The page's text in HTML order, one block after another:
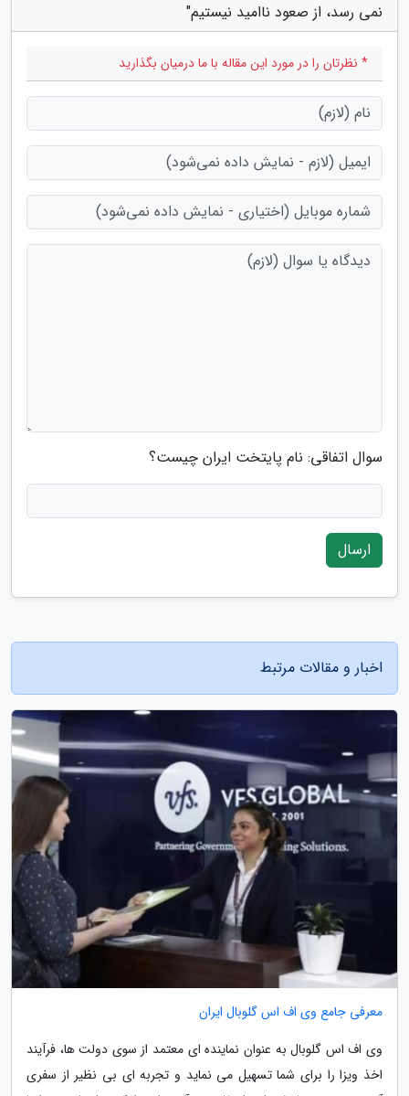
نمی رسد، از صعود ناامید نیستیم"
* نظرتان را در مورد این مقاله با ما درمیان بگذارید
سوال اتفاقی: نام پایتخت ایران چیست؟
ارسال
اخبار و مقالات مرتبط
معرفی جامع وی اف اس گلوبال ایران
وی اف اس گلوبال به عنوان نماینده ای معتمد از سوی دولت ها، فرآیند
اخذ ویزا را برای شما تسهیل می نماید و تجربه ای بی نظیر از سفری